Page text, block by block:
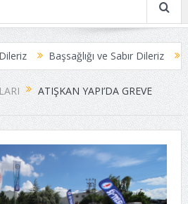
Başsağlığı ve Sabır Dileriz
ATIŞKAN YAPI’DA GREVE